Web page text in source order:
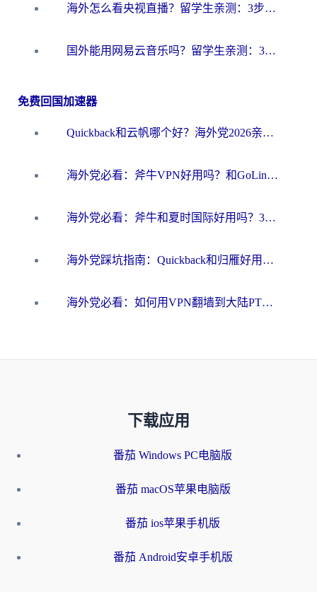
海外怎么看央视直播？留学生亲测：3步解决版权限制+追剧自由
国外能用网易云音乐吗？留学生亲测：3步解决海外听歌难题
免费回国加速器
Quickback和云帆哪个好？海外党2026亲测指南：选对加速器大陆工具，无缝刷国内剧玩国服
海外党必看：斧牛VPN好用吗？和GoLinkVPN对比哪个回国效果更好？
海外党必看：斧牛和夏时国际好用吗？3步选对回国加速器，无缝刷国内资源
海外党踩坑指南：Quickback和归雁好用吗？选对加速器才能无缝刷国内资源
海外党必看：如何用VPN翻墙到大陆PTT？一篇解决你所有回国加速痛点
下载应用
番茄 Windows PC电脑版
番茄 macOS苹果电脑版
番茄 ios苹果手机版
番茄 Android安卓手机版